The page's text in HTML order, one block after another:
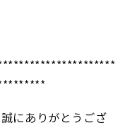
にありがとうござ